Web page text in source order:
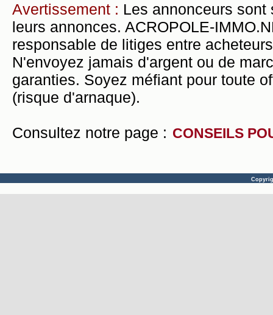
Avertissement : Les annonceurs
leurs annonces. ACROPOLE-
responsable de litiges entre
N'envoyez jamais d'argent ou de
garanties. Soyez méfiant pour toute
(risque d'arnaque).
Consultez notre page : CONSEILS